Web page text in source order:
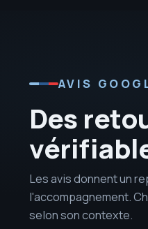
AVIS
Des
Les avis donnent un
l'accompagnement.
selon son contexte.